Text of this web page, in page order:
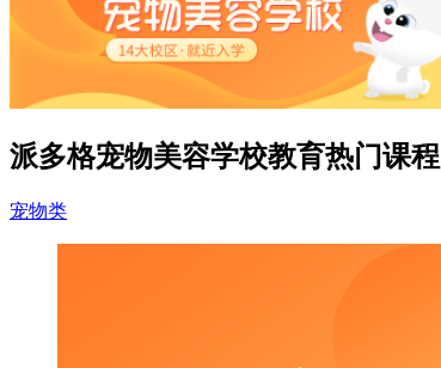
派多格宠物美容学校教育热门课程
宠物类